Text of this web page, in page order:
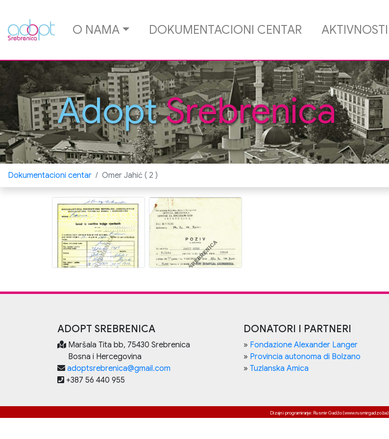
O NAMA DOKUMENTACIONI CENTAR AKTIVNOSTI
AdoptSrebrenica
Dokumentacioni centar Omer Jahić ( 2 )
ADOPT SREBRENICA
Maršala Tita bb, 75430 Srebrenica
Bosna i Hercegovina
adoptsrebrenica@gmail.com
+387 56 440 955
DONATORI I PARTNERI
» Fondazione Alexander Langer
» Provincia autonoma di Bolzano
» Tuzlanska Amica
Dizajn i programiranje: Rusmir Gadžo (www.rusmirgadzo.ba)